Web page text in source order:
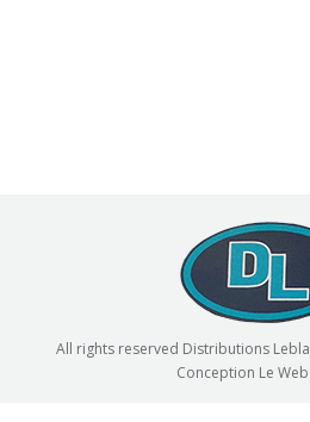
All rights reserved Distributions
Conception Le